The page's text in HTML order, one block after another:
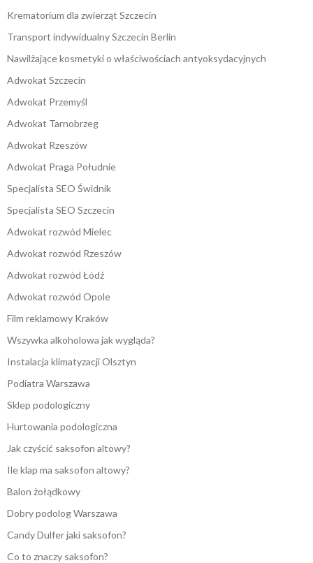
Krematorium dla zwierząt Szczecin
Transport indywidualny Szczecin Berlin
Nawilżające kosmetyki o właściwościach antyoksydacyjnych
Adwokat Szczecin
Adwokat Przemyśl
Adwokat Tarnobrzeg
Adwokat Rzeszów
Adwokat Praga Południe
Specjalista SEO Świdnik
Specjalista SEO Szczecin
Adwokat rozwód Mielec
Adwokat rozwód Rzeszów
Adwokat rozwód Łódź
Adwokat rozwód Opole
Film reklamowy Kraków
Wszywka alkoholowa jak wygląda?
Instalacja klimatyzacji Olsztyn
Podiatra Warszawa
Sklep podologiczny
Hurtowania podologiczna
Jak czyścić saksofon altowy?
Ile klap ma saksofon altowy?
Balon żołądkowy
Dobry podolog Warszawa
Candy Dulfer jaki saksofon?
Co to znaczy saksofon?